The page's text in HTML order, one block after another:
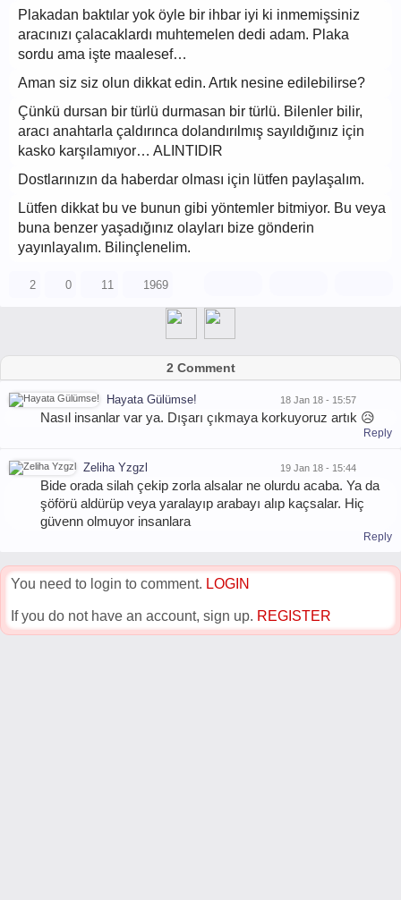
Plakadan baktılar yok öyle bir ihbar iyi ki inmemişsiniz
aracınızı çalacaklardı muhtemelen dedi adam. Plaka
sordu ama işte maalesef…
Aman siz siz olun dikkat edin. Artık nesine edilebilirse?
Çünkü dursan bir türlü durmasan bir türlü. Bilenler bilir,
aracı anahtarla çaldırınca dolandırılmış sayıldığınız için
kasko karşılamıyor… ALINTIDIR
Dostlarınızın da haberdar olması için lütfen paylaşalım.
Lütfen dikkat bu ve bunun gibi yöntemler bitmiyor. Bu veya
buna benzer yaşadığınız olayları bize gönderin
yayınlayalım. Bilinçlenelim.
2 0 11 1969
2 Comment
Hayata Gülümse! 18 Jan 18 - 15:57
Nasıl insanlar var ya. Dışarı çıkmaya korkuyoruz artık 😥
Reply
Zeliha Yzgzl 19 Jan 18 - 15:44
Bide orada silah çekip zorla alsalar ne olurdu acaba. Ya da
şöförü aldürüp veya yaralayıp arabayı alıp kaçsalar. Hiç
güvenn olmuyor insanlara
Reply
You need to login to comment. LOGIN
If you do not have an account, sign up. REGISTER